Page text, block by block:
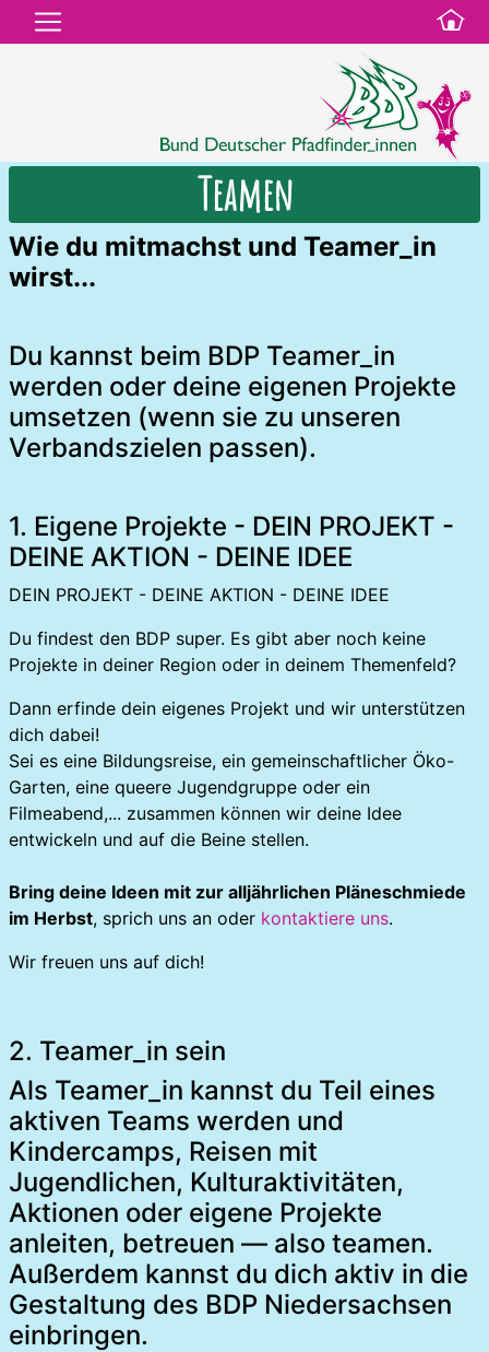
Teamen
Wie du mitmachst und Teamer_in
wirst...
Du kannst beim BDP Teamer_in
werden oder deine eigenen Projekte
umsetzen (wenn sie zu unseren
Verbandszielen passen).
1. Eigene Projekte - DEIN PROJEKT -
DEINE AKTION - DEINE IDEE
DEIN PROJEKT - DEINE AKTION - DEINE IDEE
Du findest den BDP super. Es gibt aber noch keine
Projekte in deiner Region oder in deinem Themenfeld?
Dann erfinde dein eigenes Projekt und wir unterstützen
dich dabei!
Sei es eine Bildungsreise, ein gemeinschaftlicher Öko-
Garten, eine queere Jugendgruppe oder ein
Filmeabend,... zusammen können wir deine Idee
entwickeln und auf die Beine stellen.
Bring deine Ideen mit zur alljährlichen Pläneschmiede
im Herbst, sprich uns an oder kontaktiere uns.
Wir freuen uns auf dich!
2. Teamer_in sein
Als Teamer_in kannst du Teil eines
aktiven Teams werden und
Kindercamps, Reisen mit
Jugendlichen, Kulturaktivitäten,
Aktionen oder eigene Projekte
anleiten, betreuen — also teamen.
Außerdem kannst du dich aktiv in die
Gestaltung des BDP Niedersachsen
einbringen.